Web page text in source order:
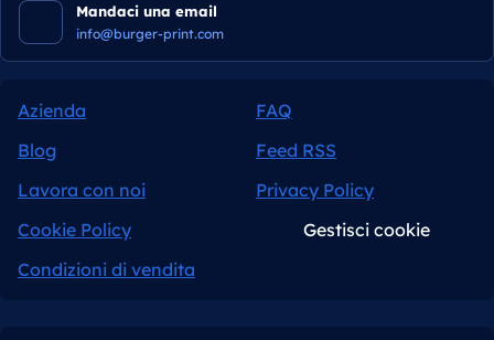
Mandaci una email
info@burger-print.com
Azienda
FAQ
Blog
Feed RSS
Lavora con noi
Privacy Policy
Cookie Policy
Gestisci cookie
Condizioni di vendita